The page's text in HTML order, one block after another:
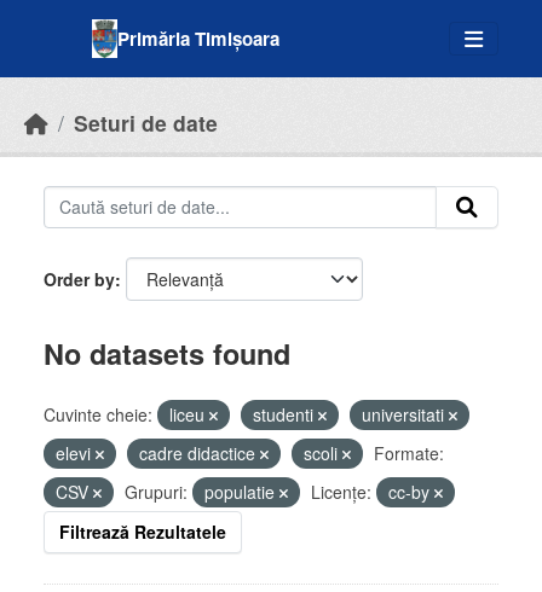
Primăria Timișoara
Seturi de date
Order by
No datasets found
Cuvinte cheie: liceu studenti
universitati
elevi
cadre didactice scoli
Formate:
CSV
Grupuri: populatie Licenţe:
cc-by
Filtrează Rezultatele